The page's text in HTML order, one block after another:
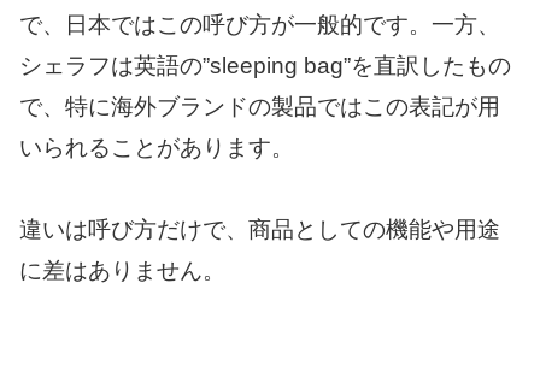
で、日本ではこの呼び方が一般的です。一方、
シェラフは英語の”sleeping bag”を直訳したもの
で、特に海外ブランドの製品ではこの表記が用
いられることがあります。
違いは呼び方だけで、商品としての機能や用途
に差はありません。